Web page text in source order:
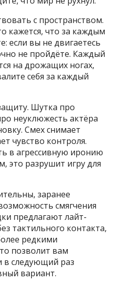
с пространством.
кажется, что за каждым
если вы не двигаетесь
не пройдёте. Каждый
на дрожащих ногах,
себя за каждый
Шутка про
неуклюжесть актёра
Смех снимает
чувство контроля.
в агрессивную иронию
это разрушит игру для
заранее
смягчения
предлагают лайт-
тактильного контакта,
редкими
позволит вам
в следующий раз
вариант.